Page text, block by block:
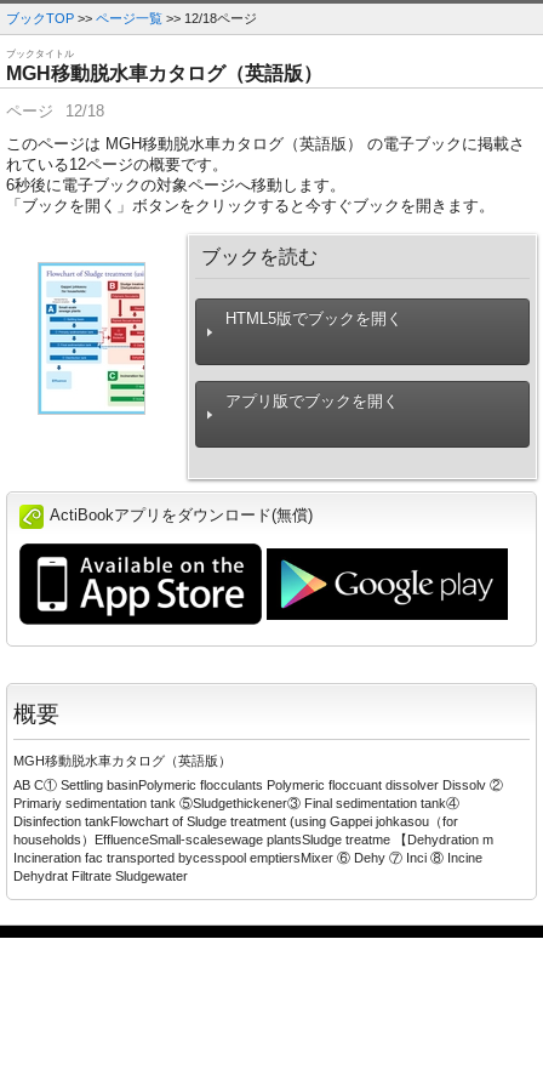
ブックTOP >> ページ一覧 >> 12/18ページ
ブックタイトル
MGH移動脱水車カタログ（英語版）
ページ
12/18
このページは MGH移動脱水車カタログ（英語版） の電子ブックに掲載さ
れている12ページの概要です。
6秒後に電子ブックの対象ページへ移動します。
「ブックを開く」ボタンをクリックすると今すぐブックを開きます。
ブックを読む
HTML5版でブックを開く
アプリ版でブックを開く
ActiBookアプリをダウンロード(無償)
概要
MGH移動脱水車カタログ（英語版）
AB C① Settling basinPolymeric flocculants Polymeric floccuant dissolver Dissolv ②
Primariy sedimentation tank ⑤Sludgethickener③ Final sedimentation tank④
Disinfection tankFlowchart of Sludge treatment (using Gappei johkasou（for
households）EffluenceSmall-scalesewage plantsSludge treatme 【Dehydration m
Incineration fac transported bycesspool emptiersMixer ⑥ Dehy ⑦ Inci ⑧ Incine
Dehydrat Filtrate Sludgewater